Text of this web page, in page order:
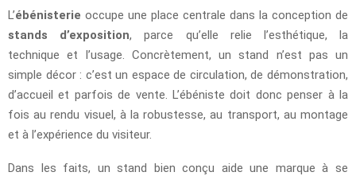
L’ébénisterie occupe une place centrale dans la conception de
stands d’exposition, parce qu’elle relie l’esthétique, la
technique et l’usage. Concrètement, un stand n’est pas un
simple décor : c’est un espace de circulation, de démonstration,
d’accueil et parfois de vente. L’ébéniste doit donc penser à la
fois au rendu visuel, à la robustesse, au transport, au montage
et à l’expérience du visiteur.
Dans les faits, un stand bien conçu aide une marque à se